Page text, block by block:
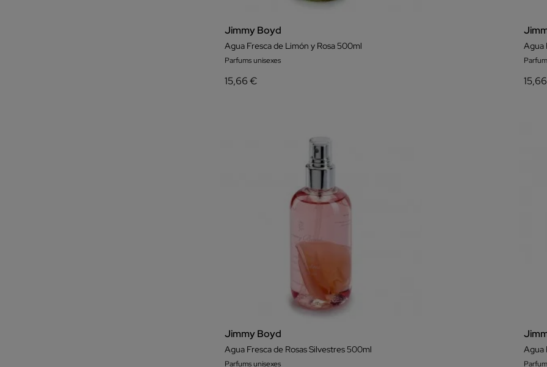
Jimmy Boyd
Agua Fresca de Limón y Rosa 500ml
Parfums unisexes
15,66 €
Agua
Jimmy Boyd
Agua Fresca de Rosas Silvestres 500ml
Parfums unisexes
Agua